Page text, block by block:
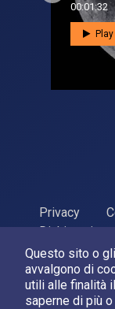
Questo sito o
avvalgono di
utili alle finalità
saperne di più
00:01:32
Play
Privacy
ASI Agenzia
Sviluppato da